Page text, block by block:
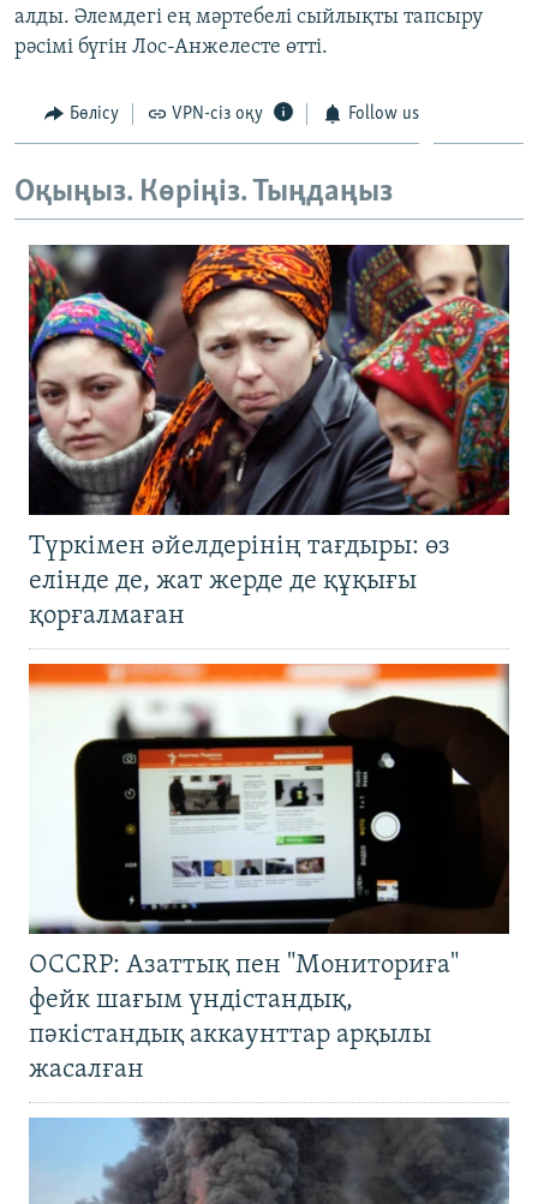
алды. Әлемдегі ең мәртебелі сыйлықты тапсыру
рәсімі бүгін Лос-Анжелесте өтті.
Бөлісу VPN-сіз оқу Follow us
Оқыңыз. Көріңіз. Тыңдаңыз
Түркімен әйелдерінің тағдыры: өз
елінде де, жат жерде де құқығы
қорғалмаған
OCCRP: Азаттық пен "Мониториға"
фейк шағым үндістандық,
пәкістандық аккаунттар арқылы
жасалған